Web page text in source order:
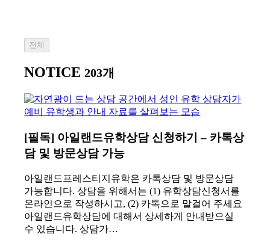
전체
NOTICE203개
[필독] 아일랜드유학상담 신청하기 – 카톡상
담 및 방문상담 가능
아일랜드프레스티지유학은 카톡상담 및 방문상담
가능합니다. 상담을 위해서는 (1) 유학상담신청서를
온라인으로 작성하시고, (2) 카톡으로 말걸어 주세요
아일랜드유학상담에 대해서 상세하게 안내받으실
수 있습니다. 상담가…